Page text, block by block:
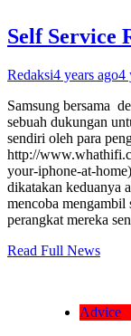
Self Service
Redaksi4 years ago4
Samsung bersama
sebuah dukungan
sendiri oleh para
http://
your-iphone-at-
dikatakan keduanya
mencoba mengambil
perangkat mereka
Read Full News
Advice